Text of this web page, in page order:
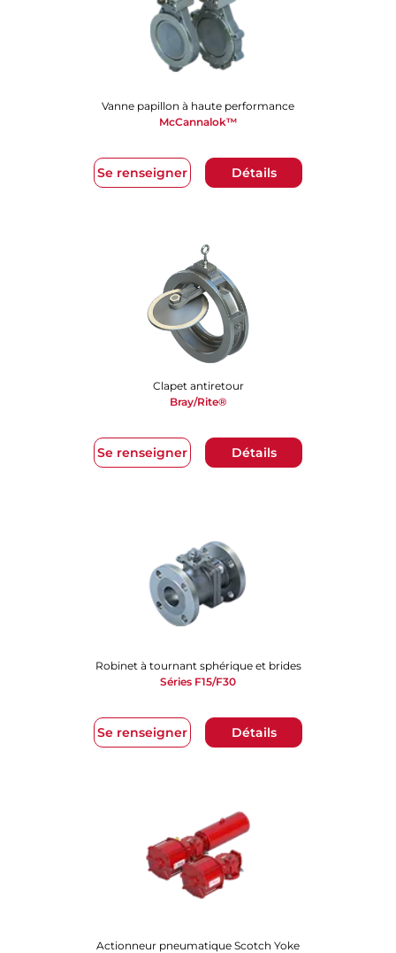
Se renseigner Détails
Vanne papillon à haute performance
McCannalok™
Se renseigner Détails
Clapet antiretour
Bray/Rite®
Se renseigner Détails
Robinet à tournant sphérique et brides
Séries F15/F30
Actionneur pneumatique Scotch Yoke